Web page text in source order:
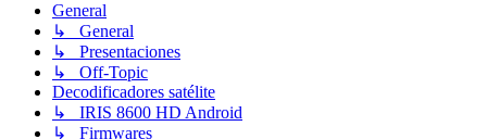
General
↳ General
↳ Presentaciones
↳ Off-Topic
Decodificadores satélite
↳ IRIS 8600 HD Android
↳ Firmwares